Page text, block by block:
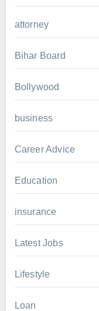
attorney
Bihar Board
Bollywood
business
Career Advice
Education
insurance
Latest Jobs
Lifestyle
Loan